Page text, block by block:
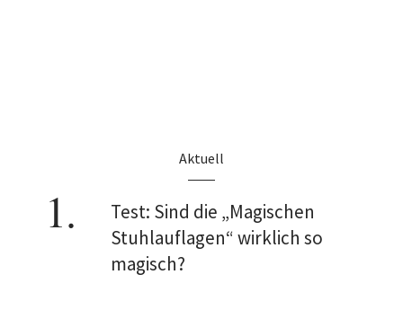
Aktuell
Test: Sind die „Magischen
Stuhlauflagen“ wirklich so
magisch?